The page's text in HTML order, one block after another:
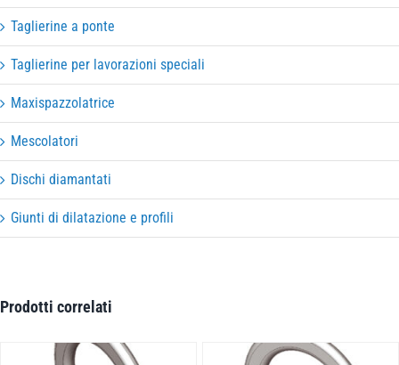
Taglierine a ponte
Taglierine per lavorazioni speciali
Maxispazzolatrice
Mescolatori
Dischi diamantati
Giunti di dilatazione e profili
Prodotti correlati